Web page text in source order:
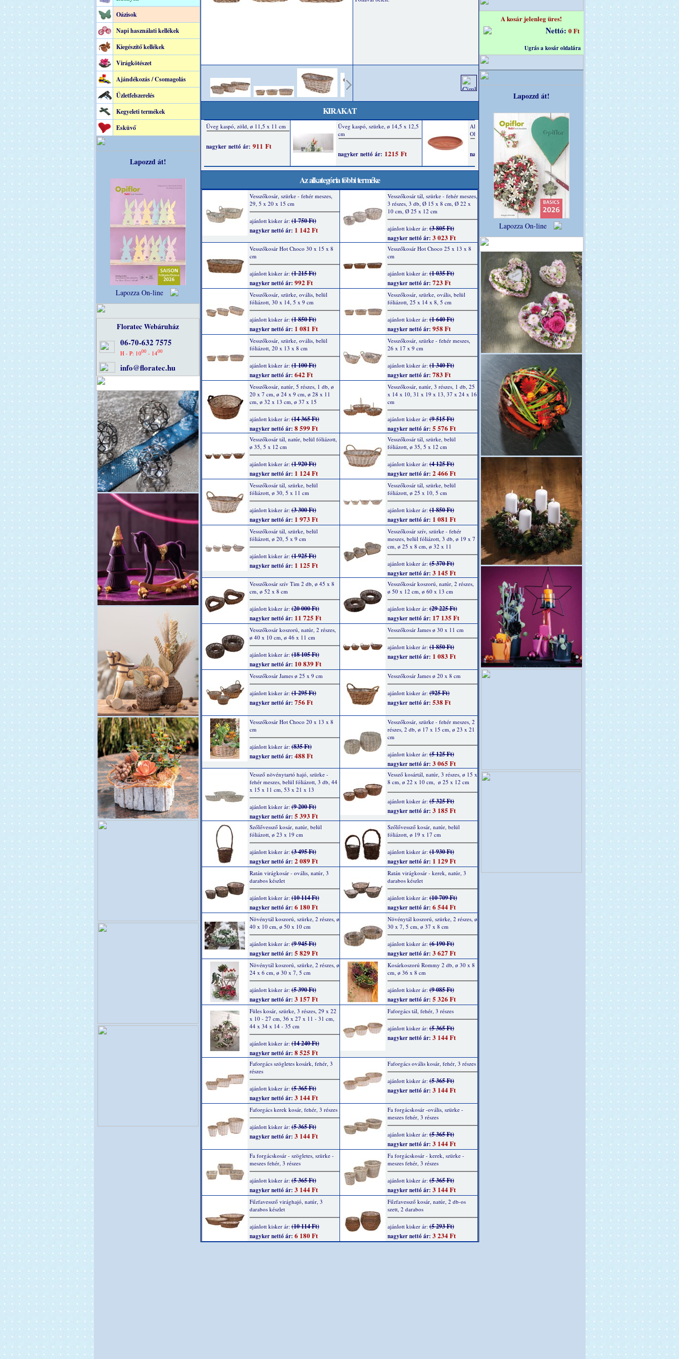
Oázisok
Napi használati kellékek
Kiegészítő kellékek
Virágkötészet
Ajándékozás / Csomagolás
Üzletfelszerelés
Kegyeleti termékek
Esküvő
Lapozzd át!
Lapozza On-line
Floratec Webáruház
06-70-632 7575
H - P: 1000 - 1400
info@floratec.hu
KIRAKAT
Az alkategória többi terméke
Vesszőkosár, szürke - fehér meszes,
29, 5 x 20 x 15 cm
ajánlott kisker ár:(1 750 Ft)
nagyker nettó ár: 1 142 Ft
Vesszőkosár tál, szürke - fehér meszes,
3 részes, 3 db, Ø 15 x 8 cm, Ø 22 x
10 cm, Ø 25 x 12 cm
ajánlott kisker ár:(3 805 Ft)
nagyker nettó ár: 3 023 Ft
Vesszőkosár Hot Choco 30 x 15 x 8
cm
ajánlott kisker ár:(1 215 Ft)
nagyker nettó ár: 992 Ft
Vesszőkosár Hot Choco 25 x 13 x 8
cm
ajánlott kisker ár:(1 035 Ft)
nagyker nettó ár: 723 Ft
Vesszőkosár, szürke, ovális, belül
fóliázott, 30 x 14, 5 x 9 cm
ajánlott kisker ár:(1 850 Ft)
nagyker nettó ár: 1 081 Ft
Vesszőkosár, szürke, ovális, belül
fóliázott, 25 x 14 x 8, 5 cm
ajánlott kisker ár:(1 640 Ft)
nagyker nettó ár: 958 Ft
Vesszőkosár, szürke, ovális, belül
fóliázott, 20 x 13 x 8 cm
ajánlott kisker ár:(1 100 Ft)
nagyker nettó ár: 642 Ft
Vesszőkosár, szürke - fehér meszes,
26 x 17 x 9 cm
ajánlott kisker ár:(1 340 Ft)
nagyker nettó ár: 783 Ft
Vesszőkosár, natúr, 5 részes, 1 db, ø
20 x 7 cm, ø 24 x 9 cm, ø 28 x 11
cm, ø 32 x 13 cm, ø 37 x 15
ajánlott kisker ár:(14 365 Ft)
nagyker nettó ár: 8 599 Ft
Vesszőkosár, natúr, 3 részes, 1 db, 25
x 14 x 10, 31 x 19 x 13, 37 x 24 x 16
cm
ajánlott kisker ár:(9 515 Ft)
nagyker nettó ár: 5 576 Ft
Vesszőkosár tál, natúr, belül fóliázott,
ø 35, 5 x 12 cm
ajánlott kisker ár:(1 920 Ft)
nagyker nettó ár: 1 124 Ft
Vesszőkosár tál, szürke, belül
fóliázott, ø 35, 5 x 12 cm
ajánlott kisker ár:(4 125 Ft)
nagyker nettó ár: 2 466 Ft
Vesszőkosár tál, szürke, belül
fóliázott, ø 30, 5 x 11 cm
ajánlott kisker ár:(3 300 Ft)
nagyker nettó ár: 1 973 Ft
Vesszőkosár tál, szürke, belül
fóliázott, ø 25 x 10, 5 cm
ajánlott kisker ár:(1 850 Ft)
nagyker nettó ár: 1 081 Ft
Vesszőkosár tál, szürke, belül
fóliázott, ø 20, 5 x 9 cm
ajánlott kisker ár:(1 925 Ft)
nagyker nettó ár: 1 125 Ft
Vesszőkosár szív, szürke - fehér
meszes, belül fóliázott, 3 db, ø 19 x 7
cm, ø 25 x 8 cm, ø 32 x 11
ajánlott kisker ár:(5 370 Ft)
nagyker nettó ár: 3 145 Ft
Vesszőkosár szív Tim 2 db, ø 45 x 8
cm, ø 52 x 8 cm
ajánlott kisker ár:(20 000 Ft)
nagyker nettó ár: 11 725 Ft
Vesszőkosár koszorú, natúr, 2 részes,
ø 50 x 12 cm, ø 60 x 13 cm
ajánlott kisker ár:(29 225 Ft)
nagyker nettó ár: 17 135 Ft
Vesszőkosár koszorú, natúr, 2 részes,
ø 40 x 10 cm, ø 46 x 11 cm
ajánlott kisker ár:(18 105 Ft)
nagyker nettó ár: 10 839 Ft
Vesszőkosár James ø 30 x 11 cm
ajánlott kisker ár:(1 850 Ft)
nagyker nettó ár: 1 083 Ft
Vesszőkosár James ø 25 x 9 cm
ajánlott kisker ár:(1 295 Ft)
nagyker nettó ár: 756 Ft
Vesszőkosár James ø 20 x 8 cm
ajánlott kisker ár:(925 Ft)
nagyker nettó ár: 538 Ft
Vesszőkosár Hot Choco 20 x 13 x 8
cm
ajánlott kisker ár:(835 Ft)
nagyker nettó ár: 488 Ft
Vesszőkosár, szürke - fehér meszes, 2
részes, 2 db, ø 17 x 15 cm, ø 23 x 21
cm
ajánlott kisker ár:(5 125 Ft)
nagyker nettó ár: 3 065 Ft
Vessző növénytartó hajó, szürke -
fehér meszes, belül fóliázott, 3 db, 44
x 15 x 11 cm, 53 x 21 x 13
ajánlott kisker ár:(9 200 Ft)
nagyker nettó ár: 5 393 Ft
Vessző kosártál, natúr, 3 részes, ø 15 x
8 cm, ø 22 x 10 cm,  ø 25 x 12 cm
ajánlott kisker ár:(5 325 Ft)
nagyker nettó ár: 3 185 Ft
Szőlővessző kosár, natúr, belül
fóliázott, ø 23 x 19 cm
ajánlott kisker ár:(3 495 Ft)
nagyker nettó ár: 2 089 Ft
Szőlővessző kosár, natúr, belül
fóliázott, ø 19 x 17 cm
ajánlott kisker ár:(1 930 Ft)
nagyker nettó ár: 1 129 Ft
Ratán virágkosár - ovális, natúr, 3
darabos készlet
ajánlott kisker ár:(10 114 Ft)
nagyker nettó ár: 6 180 Ft
Ratán virágkosár - kerek, natúr, 3
darabos készlet
ajánlott kisker ár:(10 709 Ft)
nagyker nettó ár: 6 544 Ft
Növénytál koszorú, szürke, 2 részes, ø
40 x 10 cm, ø 50 x 10 cm
ajánlott kisker ár:(9 945 Ft)
nagyker nettó ár: 5 829 Ft
Növénytál koszorú, szürke, 2 részes, ø
30 x 7, 5 cm, ø 37 x 8 cm
ajánlott kisker ár:(6 190 Ft)
nagyker nettó ár: 3 627 Ft
Növénytál koszorú, szürke, 2 részes, ø
24 x 6 cm, ø 30 x 7, 5 cm
ajánlott kisker ár:(5 390 Ft)
nagyker nettó ár: 3 157 Ft
Kosárkoszorú Rommy 2 db, ø 30 x 8
cm, ø 36 x 8 cm
ajánlott kisker ár:(9 085 Ft)
nagyker nettó ár: 5 326 Ft
Füles kosár, szürke, 3 részes, 29 x 22
x 10 - 27 cm, 36 x 27 x 11 - 31 cm,
44 x 34 x 14 - 35 cm
ajánlott kisker ár:(14 240 Ft)
nagyker nettó ár: 8 525 Ft
Faforgács tál, fehér, 3 részes
ajánlott kisker ár:(5 365 Ft)
nagyker nettó ár: 3 144 Ft
Faforgács szögletes kosárk, fehér, 3
részes
ajánlott kisker ár:(5 365 Ft)
nagyker nettó ár: 3 144 Ft
Faforgács ovális kosár, fehér, 3 részes
ajánlott kisker ár:(5 365 Ft)
nagyker nettó ár: 3 144 Ft
Faforgács kerek kosár, fehér, 3 részes
ajánlott kisker ár:(5 365 Ft)
nagyker nettó ár: 3 144 Ft
Fa forgácskosár -ovális, szürke -
meszes fehér, 3 részes
ajánlott kisker ár:(5 365 Ft)
nagyker nettó ár: 3 144 Ft
Fa forgácskosár - szögletes, szürke -
meszes fehér, 3 részes
ajánlott kisker ár:(5 365 Ft)
nagyker nettó ár: 3 144 Ft
Fa forgácskosár - kerek, szürke -
meszes fehér, 3 részes
ajánlott kisker ár:(5 365 Ft)
nagyker nettó ár: 3 144 Ft
Fűzfavessző virághajó, natúr, 3
darabos készlet
ajánlott kisker ár:(10 114 Ft)
nagyker nettó ár: 6 180 Ft
Fűzfavessző kosár, natúr, 2 db-os
szett, 2 darabos
ajánlott kisker ár:(5 293 Ft)
nagyker nettó ár: 3 234 Ft
A kosár jelenleg üres!
Nettó: 0 Ft
Ugrás a kosár oldalára
Lapozzd át!
Lapozza On-line